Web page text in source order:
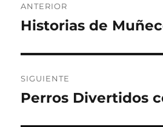
de
ANTERIOR
Entrada
Historias de
SIGUIENTE
Entrada
Perros Divertidos